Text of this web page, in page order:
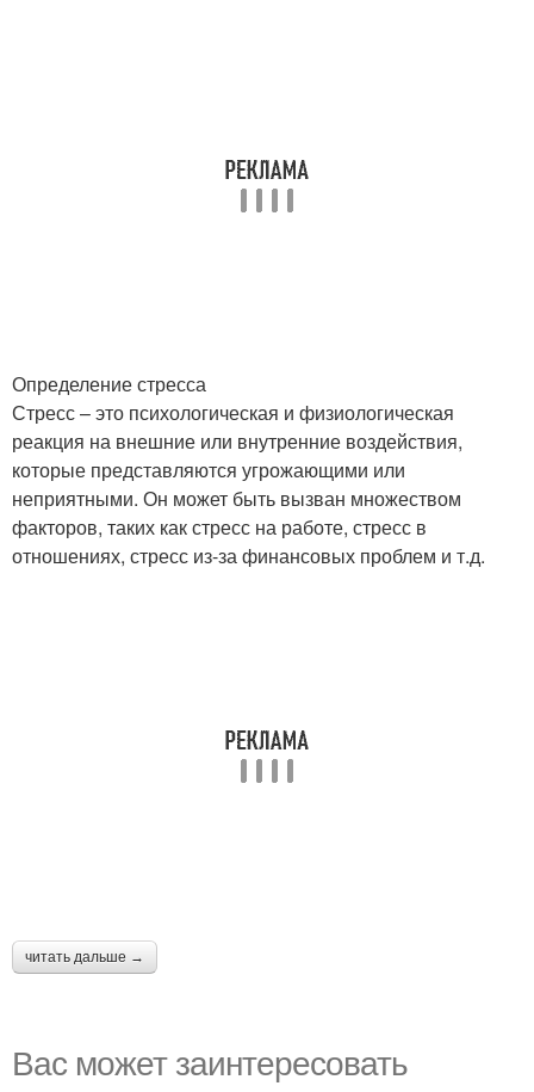
Определение стресса
Стресс – это психологическая и физиологическая
реакция на внешние или внутренние воздействия,
которые представляются угрожающими или
неприятными. Он может быть вызван множеством
факторов, таких как стресс на работе, стресс в
отношениях, стресс из-за финансовых проблем и т.д.
читать дальше →
Вас может заинтересовать